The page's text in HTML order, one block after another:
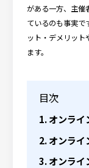
お役立ちコンテ
がある一方、主催
ているのも事実で
ット・デメリッ
ます。
目次
オンライ
オンライ
オンライ